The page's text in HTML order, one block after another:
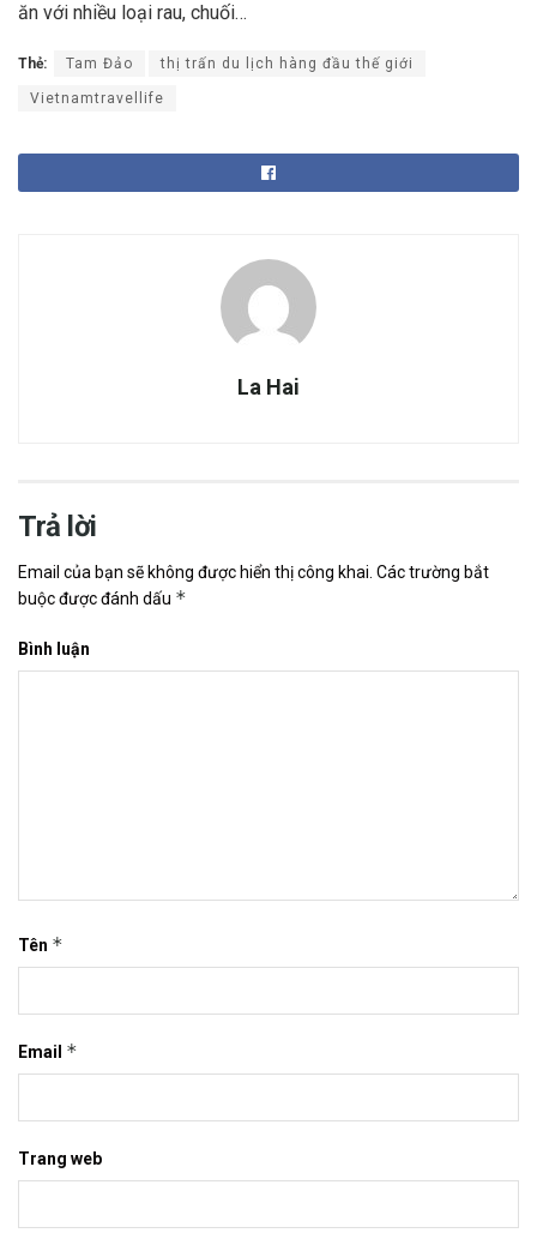
ăn với nhiều loại rau, chuối…
Thẻ: Tam Đảo thị trấn du lịch hàng đầu thế giới
Vietnamtravellife
La Hai
Trả lời
Email của bạn sẽ không được hiển thị công khai. Các trường bắt
buộc được đánh dấu *
Bình luận
Tên *
Email *
Trang web